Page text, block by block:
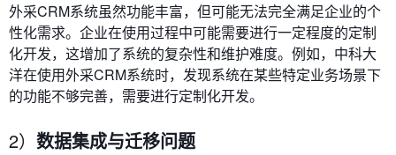
外采CRM系统虽然功能丰富，但可能无法完全满足企业的个
性化需求。企业在使用过程中可能需要进行一定程度的定制
化开发，这增加了系统的复杂性和维护难度。例如，中科大
洋在使用外采CRM系统时，发现系统在某些特定业务场景下
的功能不够完善，需要进行定制化开发。
2） 数据集成与迁移问题